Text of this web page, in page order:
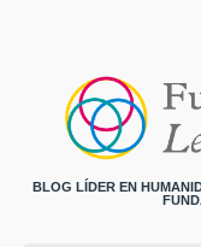
BLOG LÍDER EN